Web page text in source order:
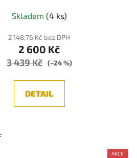
hodnocení
produktu
je
5,0
5
Skladem (4 ks)
2 148,76 Kč bez DPH
2 600 Kč
3 439 Kč (–24 %)
DETAIL
AKCE